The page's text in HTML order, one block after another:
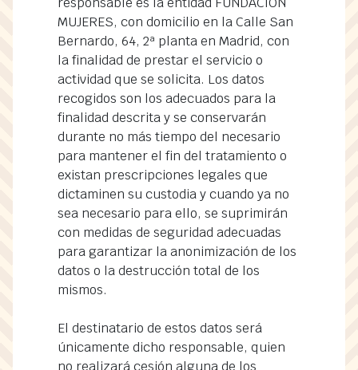
MUJERES, con domicilio en la Calle San
Bernardo, 64, 2ª planta en Madrid, con
la finalidad de prestar el servicio o
actividad que se solicita. Los datos
recogidos son los adecuados para la
finalidad descrita y se conservarán
durante no más tiempo del necesario
para mantener el fin del tratamiento o
existan prescripciones legales que
dictaminen su custodia y cuando ya no
sea necesario para ello, se suprimirán
con medidas de seguridad adecuadas
para garantizar la anonimización de los
datos o la destrucción total de los
mismos.
El destinatario de estos datos será
únicamente dicho responsable, quien
no realizará cesión alguna de los